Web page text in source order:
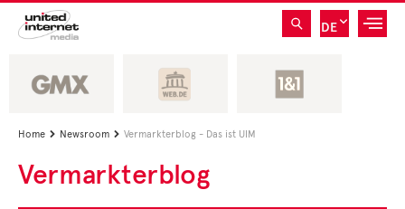
DE
Home  Newsroom  Vermarkterblog - Das ist UIM
Vermarkterblog